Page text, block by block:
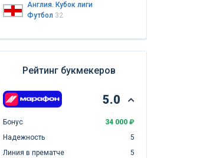
Англия. Кубок лиги
Футбол 32
Рейтинг букмекеров
5.0
Бонус
34 000 ₽
Надежность
5
Линия в прематче
5